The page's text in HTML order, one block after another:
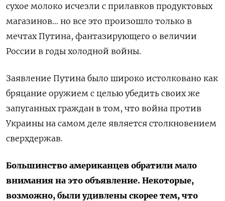
сухое молоко исчезли с прилавков продуктовых
магазинов… но все это произошло только в
мечтах Путина, фантазирующего о величии
России в годы холодной войны.
Заявление Путина было широко истолковано как
бряцание оружием с целью убедить своих же
запуганных граждан в том, что война против
Украины на самом деле является столкновением
сверхдержав.
Большинство американцев обратили мало
внимания на это объявление. Некоторые,
возможно, были удивлены скорее тем, что